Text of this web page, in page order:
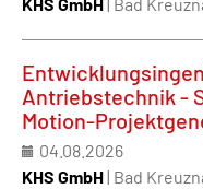
Antriebstechnik -
Motion-
04.08.2026
KHS GmbH| Bad